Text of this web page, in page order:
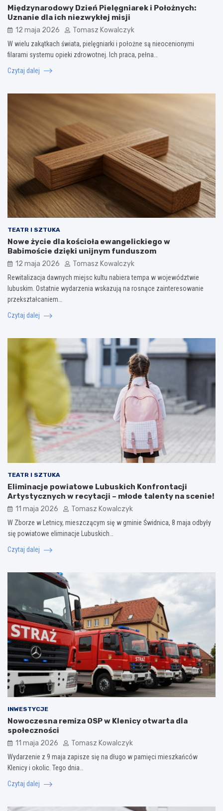
Międzynarodowy Dzień Pielęgniarek i Położnych:
Uznanie dla ich niezwykłej misji
12 maja 2026 Tomasz Kowalczyk
W wielu zakątkach świata, pielęgniarki i położne są nieocenionymi
filarami systemu opieki zdrowotnej. Ich praca, pełna…
Czytaj dalej
TEATR I SZTUKA
Nowe życie dla kościoła ewangelickiego w
Babimoście dzięki unijnym funduszom
12 maja 2026 Tomasz Kowalczyk
Rewitalizacja dawnych miejsc kultu nabiera tempa w województwie
lubuskim. Ostatnie wydarzenia wskazują na rosnące zainteresowanie
przekształcaniem…
Czytaj dalej
TEATR I SZTUKA
Eliminacje powiatowe Lubuskich Konfrontacji
Artystycznych w recytacji – młode talenty na scenie!
11 maja 2026 Tomasz Kowalczyk
W Zborze w Letnicy, mieszczącym się w gminie Świdnica, 8 maja odbyły
się powiatowe eliminacje Lubuskich…
Czytaj dalej
INWESTYCJE
Nowoczesna remiza OSP w Klenicy otwarta dla
społeczności
11 maja 2026 Tomasz Kowalczyk
Wydarzenie z 9 maja zapisze się na długo w pamięci mieszkańców
Klenicy i okolic. Tego dnia…
Czytaj dalej